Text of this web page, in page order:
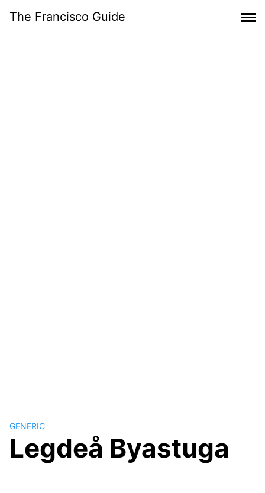
content
The Francisco Guide
GENERIC
Legdeå Byastuga